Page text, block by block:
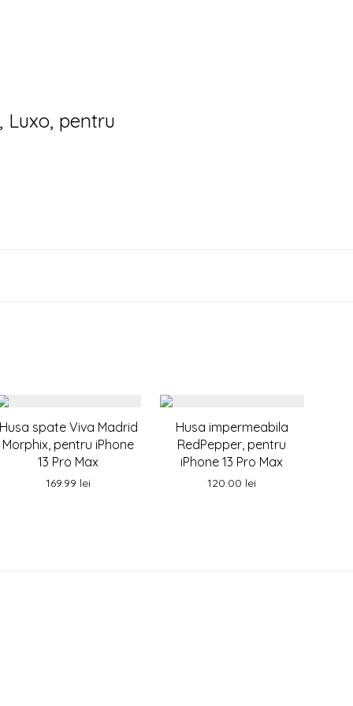
Luxo, pentru
Husa spate Viva Madrid
Morphix, pentru iPhone
13 Pro Max
169.99 lei
Husa impermeabila
RedPepper, pentru
iPhone 13 Pro Max
120.00 lei